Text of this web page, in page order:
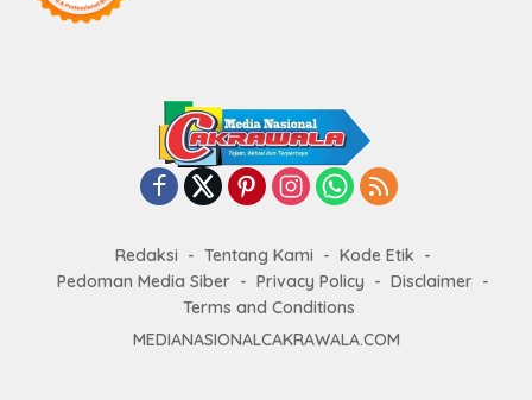
Redaksi Tentang Kami
Kode Etik
Pedoman Media Siber
Privacy Policy
Disclaimer
Terms and Conditions
MEDIANASIONALCAKRAWALA.COM